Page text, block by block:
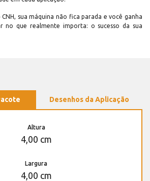
sua máquina não fica parada e você ganha
no que realmente importa: o sucesso da sua
Desenhos da Aplicação
Altura
4,00 cm
Largura
4,00 cm